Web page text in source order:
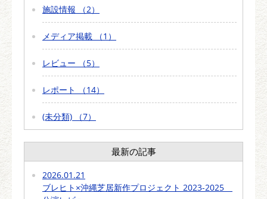
施設情報 （2）
メディア掲載 （1）
レビュー （5）
レポート （14）
(未分類) （7）
最新の記事
2026.01.21
ブレヒト×沖縄芝居新作プロジェクト 2023-2025